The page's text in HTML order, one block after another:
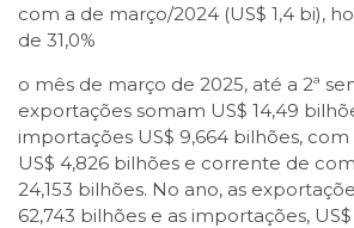
com a de março/2024 (US$ 1,4 bi),
de 31,0%
o mês de março de 2025, até a 2ª
exportações somam US$ 14,49
importações US$ 9,664 bilhões,
US$ 4,826 bilhões e corrente de
24,153 bilhões. No ano, as
62,743 bilhões e as importações,